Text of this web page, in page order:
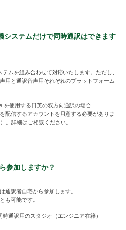
システムだけで同時通訳はできます
テムを組み合わせて対応いたします。ただし、
用と通訳音声用それぞれのプラットフォーム
を使用する日英の双方向通訳の場合
配信するアカウントを用意する必要がありま
。詳細はご相談ください。
参加しますか？
通訳者自宅から参加します。
も可能です。
時通訳用のスタジオ（エンジニア在籍）